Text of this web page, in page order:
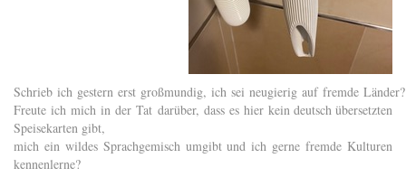
Schrieb ich gestern erst großmundig, ich sei neugierig auf fremde
Freute ich mich in der Tat darüber, dass es hier kein deutsch übersetzten
Speisekarten gibt,
mich ein wildes Sprachgemisch umgibt und ich gerne fremde Kulturen
kennenlerne?